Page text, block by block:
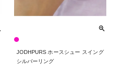
JODHPURS ホースシュー スイング
シルバーリング